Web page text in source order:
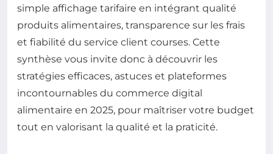
simple affichage tarifaire en intégrant qualité
produits alimentaires, transparence sur les frais
et fiabilité du service client courses. Cette
synthèse vous invite donc à découvrir les
stratégies efficaces, astuces et plateformes
incontournables du commerce digital
alimentaire en 2025, pour maîtriser votre budget
tout en valorisant la qualité et la praticité.